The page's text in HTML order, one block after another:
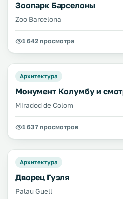
Зоопарк Барселоны
Zoo Barcelona
1 642 просмотра
Архитектура
Монумент Колумбу и
Miradod de Colom
1 637 просмотров
Архитектура
Дворец Гуэля
Palau Guell